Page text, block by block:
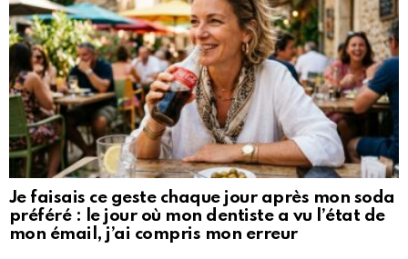
Je faisais ce geste chaque jour après mon soda
préféré : le jour où mon dentiste a vu l’état de
mon émail, j’ai compris mon erreur